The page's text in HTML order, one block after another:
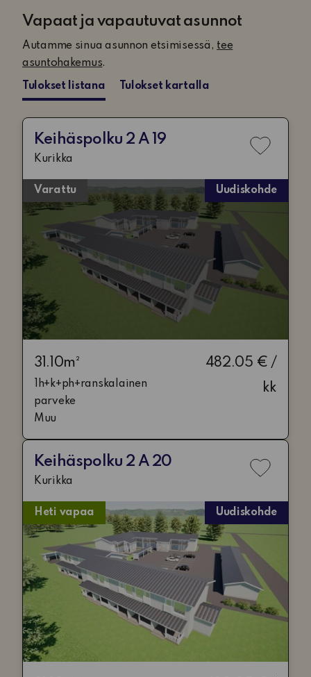
on
Vapaat ja vapautuvat asunnot
Autamme sinua asunnon etsimisessä, tee
asuntohakemus.
Tulokset listana Tulokset kartalla
Keihäspolku 2 A 19
Kurikka
Lisää
Varattu Uudiskohde
31.10m²
1h+k+ph+ranskalainen
parveke
Muu
482.05 € /
kk
Keihäspolku 2 A 20
Kurikka
Lisää
Heti vapaa Uudiskohde